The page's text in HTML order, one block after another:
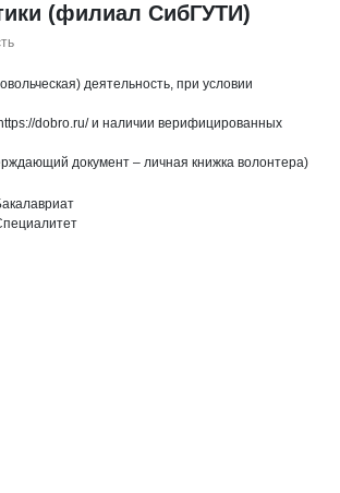
(филиал СибГУТИ)
деятельность, при условии
dobro.ru/ и наличии верифицированных
документ – личная книжка волонтера)